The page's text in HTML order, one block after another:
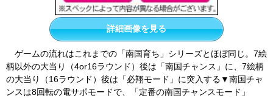
詳細画像を見る
ゲームの流れはこれまでの「南国育ち」シリーズとほぼ同じ。7絵
柄以外の大当り（4or16ラウンド）後は「南国チャンス」に、7絵柄
の大当り（16ラウンド）後は「必翔モード」に突入する▼南国チャ
ンスは8回転の電サポモードで、「定番の南国チャンスモード」